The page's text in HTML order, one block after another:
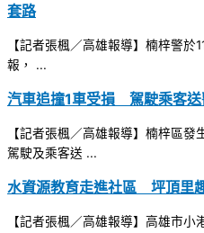
套路
【記者張楓／高雄報導】楠梓警
報， ...
汽車追撞1車受損 駕駛乘客送
【記者張楓／高雄報導】楠梓區
駕駛及乘客送 ...
水資源教育走進社區 坪頂里
【記者張楓／高雄報導】高雄市小